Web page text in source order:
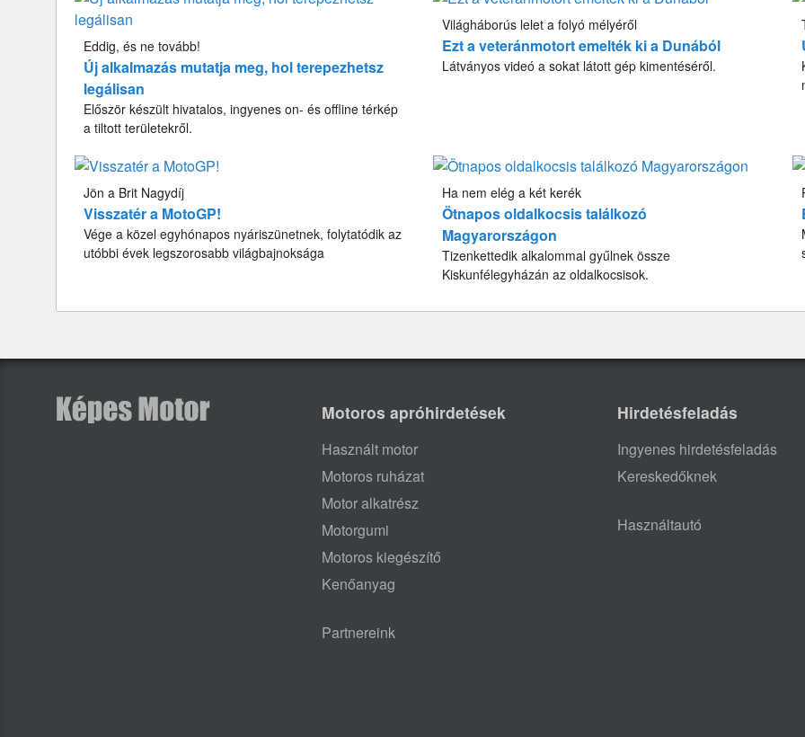
Eddig, és ne tovább!
Új alkalmazás mutatja meg, hol terepezhetsz
legálisan
Először készült hivatalos, ingyenes on- és offline térkép
a tiltott területekről.
Világháborús lelet a folyó mélyéről
Ezt a veteránmotort emelték ki a Dunából
Látványos videó a sokat látott gép kimentéséről.
Jön a Brit Nagydíj
Visszatér a MotoGP!
Vége a közel egyhónapos nyáriszünetnek, folytatódik az
utóbbi évek legszorosabb világbajnoksága
Ha nem elég a két kerék
Ötnapos oldalkocsis találkozó
Magyarországon
Tizenkettedik alkalommal gyűlnek össze
Kiskunfélegyházán az oldalkocsisok.
Motoros apróhirdetések
Használt motor
Motoros ruházat
Motor alkatrész
Motorgumi
Motoros kiegészítő
Kenőanyag
Partnereink
Hirdetésfeladás
Ingyenes hirdetésfeladás
Kereskedőknek
Használtautó